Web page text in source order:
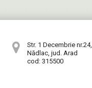
Str. 1 Decembrie nr.24,
Nădlac, jud. Arad
cod: 315500